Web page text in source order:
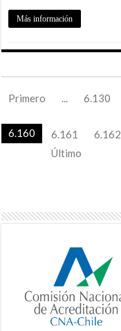
Más información
Primero 6.130
6.160
6.161 6.162
Último